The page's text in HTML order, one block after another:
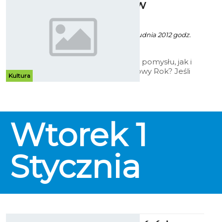
Kultura
Sylwester w
Kryterium
Ewa Zielińska - 6 Grudnia 2012 godz.
Nie masz jeszcze pomysłu, jak i
gdzie powitać Nowy Rok? Jeśli
Wtorek 1
Stycznia